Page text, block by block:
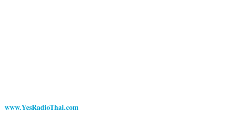
www.YesRadioThai.com